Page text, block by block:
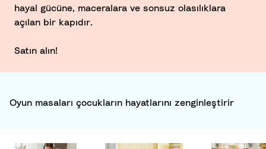
hayal gücüne, maceralara ve sonsuz olasılıklara
açılan bir kapıdır.
Satın alın!
Oyun masaları çocukların hayatlarını zenginleştirir